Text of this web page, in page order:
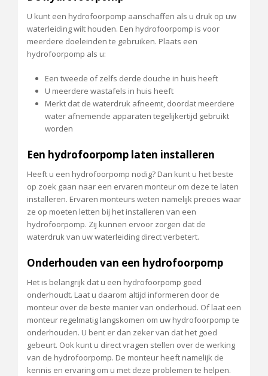
U kunt een hydrofoorpomp aanschaffen als u druk op uw
waterleiding wilt houden. Een hydrofoorpomp is voor
meerdere doeleinden te gebruiken. Plaats een
hydrofoorpomp als u:
Een tweede of zelfs derde douche in huis heeft
U meerdere wastafels in huis heeft
Merkt dat de waterdruk afneemt, doordat meerdere
water afnemende apparaten tegelijkertijd gebruikt
worden
Een hydrofoorpomp laten installeren
Heeft u een hydrofoorpomp nodig? Dan kunt u het beste
op zoek gaan naar een ervaren monteur om deze te laten
installeren. Ervaren monteurs weten namelijk precies waar
ze op moeten letten bij het installeren van een
hydrofoorpomp. Zij kunnen ervoor zorgen dat de
waterdruk van uw waterleiding direct verbetert.
Onderhouden van een hydrofoorpomp
Het is belangrijk dat u een hydrofoorpomp goed
onderhoudt. Laat u daarom altijd informeren door de
monteur over de beste manier van onderhoud. Of laat een
monteur regelmatig langskomen om uw hydrofoorpomp te
onderhouden. U bent er dan zeker van dat het goed
gebeurt. Ook kunt u direct vragen stellen over de werking
van de hydrofoorpomp. De monteur heeft namelijk de
kennis en ervaring om u met deze problemen te helpen.